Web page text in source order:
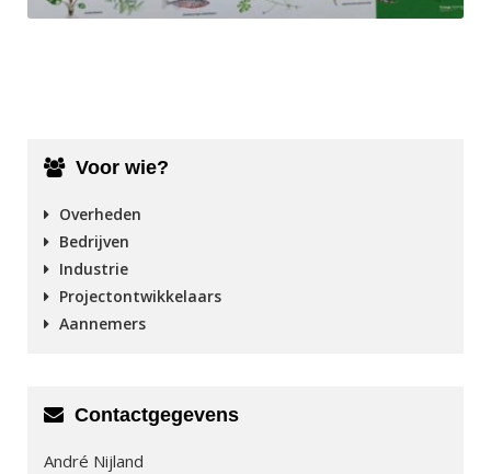
Voor wie?
Overheden
Bedrijven
Industrie
Projectontwikkelaars
Aannemers
Contactgegevens
André Nijland